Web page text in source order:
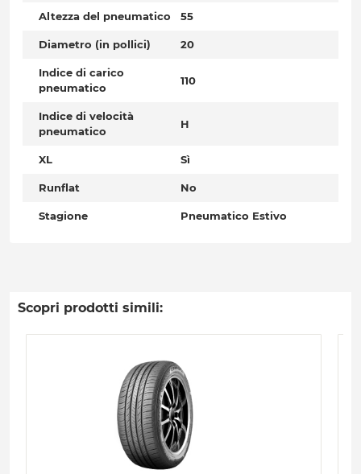
Altezza del pneumatico 55
Diametro (in pollici) 20
Indice di carico
pneumatico
110
Indice di velocità
pneumatico
H
XL Sì
Runflat No
Stagione Pneumatico Estivo
Scopri prodotti simili: